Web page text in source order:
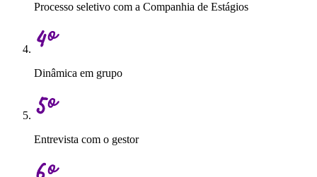
Processo seletivo com a Companhia de Estágios
Dinâmica em grupo
Entrevista com o gestor